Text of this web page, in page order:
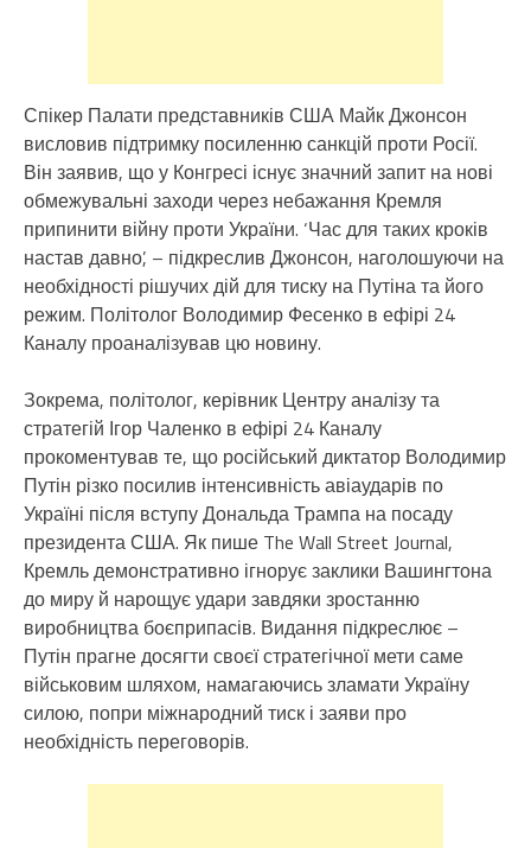
Спікер Палати представників США Майк Джонсон
висловив підтримку посиленню санкцій проти Росії.
Він заявив, що у Конгресі існує значний запит на нові
обмежувальні заходи через небажання Кремля
припинити війну проти України. ‘Час для таких кроків
настав давно’, – підкреслив Джонсон, наголошуючи на
необхідності рішучих дій для тиску на Путіна та його
режим. Політолог Володимир Фесенко в ефірі 24
Каналу проаналізував цю новину.
Зокрема, політолог, керівник Центру аналізу та
стратегій Ігор Чаленко в ефірі 24 Каналу
прокоментував те, що російський диктатор Володимир
Путін різко посилив інтенсивність авіаударів по
Україні після вступу Дональда Трампа на посаду
президента США. Як пише The Wall Street Journal,
Кремль демонстративно ігнорує заклики Вашингтона
до миру й нарощує удари завдяки зростанню
виробництва боєприпасів. Видання підкреслює –
Путін прагне досягти своєї стратегічної мети саме
військовим шляхом, намагаючись зламати Україну
силою, попри міжнародний тиск і заяви про
необхідність переговорів.